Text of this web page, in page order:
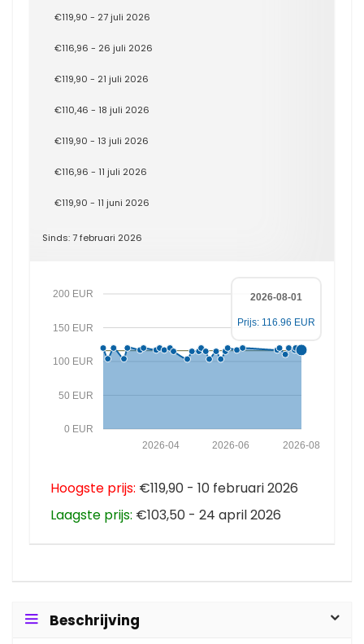
€119,90 - 27 juli 2026
€116,96 - 26 juli 2026
€119,90 - 21 juli 2026
€110,46 - 18 juli 2026
€119,90 - 13 juli 2026
€116,96 - 11 juli 2026
€119,90 - 11 juni 2026
Sinds: 7 februari 2026
0 EUR
50 EUR
100 EUR
150 EUR
200 EUR
2026-08
2026-06
2026-04
2026-08-01
Prijs: 116.96 EUR
Hoogste prijs: €119,90 - 10 februari 2026
Laagste prijs: €103,50 - 24 april 2026
Beschrijving